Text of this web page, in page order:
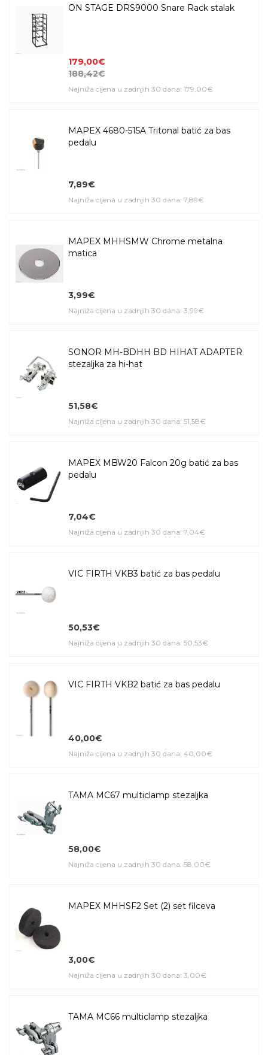
ON STAGE DRS9000 Snare Rack stalak
179,00€
188,42€
Najniža cijena u zadnjih 30 dana: 179,00€
MAPEX 4680-515A Tritonal batić za bas
pedalu
7,89€
Najniža cijena u zadnjih 30 dana: 7,89€
MAPEX MHHSMW Chrome metalna
matica
3,99€
Najniža cijena u zadnjih 30 dana: 3,99€
SONOR MH-BDHH BD HIHAT ADAPTER
stezaljka za hi-hat
51,58€
Najniža cijena u zadnjih 30 dana: 51,58€
MAPEX MBW20 Falcon 20g batić za bas
pedalu
7,04€
Najniža cijena u zadnjih 30 dana: 7,04€
VIC FIRTH VKB3 batić za bas pedalu
50,53€
Najniža cijena u zadnjih 30 dana: 50,53€
VIC FIRTH VKB2 batić za bas pedalu
40,00€
Najniža cijena u zadnjih 30 dana: 40,00€
TAMA MC67 multiclamp stezaljka
58,00€
Najniža cijena u zadnjih 30 dana: 58,00€
MAPEX MHHSF2 Set (2) set filceva
3,00€
Najniža cijena u zadnjih 30 dana: 3,00€
TAMA MC66 multiclamp stezaljka